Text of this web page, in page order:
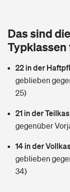
Tools
Wer versichert
Sie haben Fragen?
Glasversicherung
Tools
Kinderinvalidität
Hundehalter-
Handyversicherung
Dread-Disease-
Zur Übersicht
Tools
Wer versichert
Das sind
Typklassen
22 in der
geblieben
25)
21 in der
gegenüber
14 in der
geblieben
34)